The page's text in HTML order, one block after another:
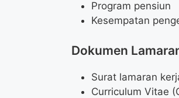
Program pensiun
Kesempatan
Dokumen
Surat lamaran
Curriculum Vitae